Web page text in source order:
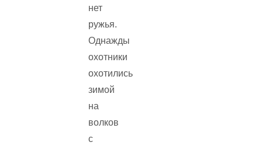
нет
ружья.
Однажды
охотники
охотились
зимой
на
волков
с